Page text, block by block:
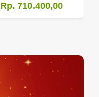
Rp. 710.400,00